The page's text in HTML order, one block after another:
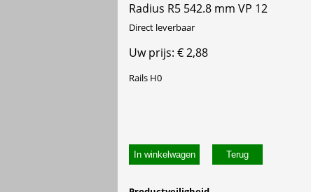
Radius R5 542.8 mm VP 12
Direct leverbaar
Uw prijs: € 2,88
Rails H0
In winkelwagen